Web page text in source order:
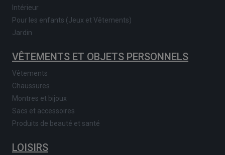
Intérieur
Pour les enfants (Jeux et Vêtements)
Jardin
VÊTEMENTS ET OBJETS PERSONNELS
Vêtements
Chaussures
Montres et bijoux
Sacs et accessoires
Produits de beauté et santé
LOISIRS